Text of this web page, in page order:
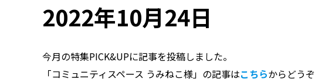
2022年10月24日
今月の特集PICK&UPに記事を投稿しました。
「コミュニティスペース うみねこ様」の記事はこちらからどうぞ